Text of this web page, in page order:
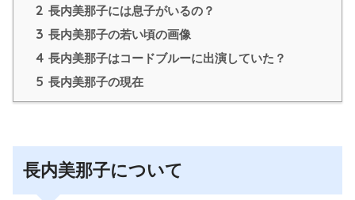
2 長内美那子には息子がいるの？
3 長内美那子の若い頃の画像
4 長内美那子はコードブルーに出演していた？
5 長内美那子の現在
長内美那子について